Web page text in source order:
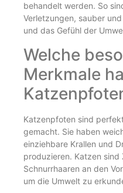
behandelt werden. So
Verletzungen, sauber
und das Gefühl der
Welche
Merkmale
Katzenpfoten sind
gemacht. Sie haben
einziehbare Krallen und
produzieren. Katzen sind
Schnurrhaaren an den
um die Umwelt zu